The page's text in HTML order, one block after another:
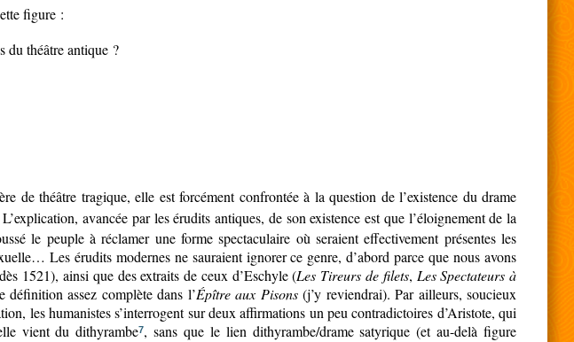
figure :
du théâtre antique ?
de théâtre tragique, elle est forcément confrontée à la question de l’existence du drame
avancée par les érudits antiques, de son existence est que l’éloignement de la
le peuple à réclamer une forme spectaculaire où seraient effectivement présentes les
Les érudits modernes ne sauraient ignorer ce genre, d’abord parce que nous avons
1521), ainsi que des extraits de ceux d’Eschyle (Les Tireurs de filets, Les Spectateurs à
définition assez complète dans l’Épître aux Pisons(j’y reviendrai). Par ailleurs, soucieux
les humanistes s’interrogent sur deux affirmations un peu contradictoires d’Aristote, qui
vient du dithyrambe7, sans que le lien dithyrambe/drame satyrique (et au-delà figure